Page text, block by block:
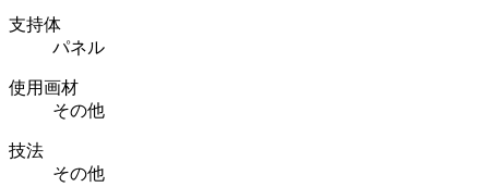
支持体
パネル
使用画材
その他
技法
その他